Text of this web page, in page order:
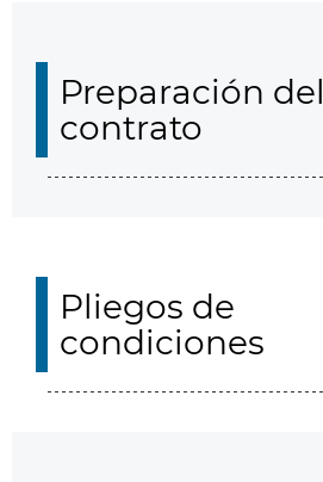
Preparación del
contrato
Pliegos de
condiciones